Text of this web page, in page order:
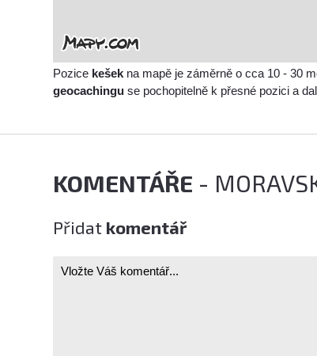
Pozice kešek na mapě je záměrně o cca 10 - 30
geocachingu se pochopitelně k přesné pozici a
KOMENTÁŘE -
Přidat komentář